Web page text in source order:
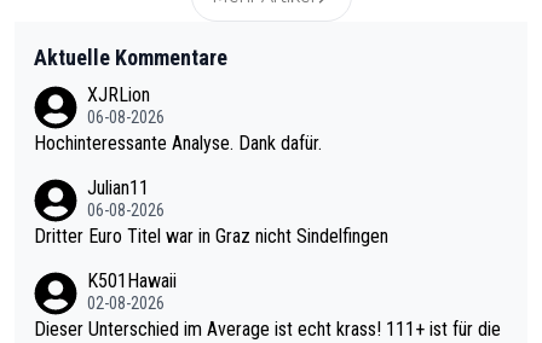
Aktuelle Kommentare
XJRLion
06-08-2026
Hochinteressante Analyse. Dank dafür.
Julian11
06-08-2026
Dritter Euro Titel war in Graz nicht Sindelfingen
K501Hawaii
02-08-2026
Dieser Unterschied im Average ist echt krass! 111+ ist für die